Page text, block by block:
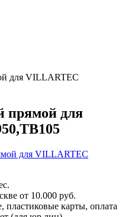
для VILLARTEC
прямой для
от 10.000 руб.
карты, оплата